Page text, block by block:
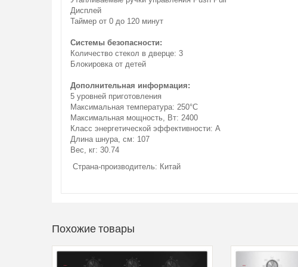
Дисплей
Таймер от 0 до 120 минут
Системы безопасности:
Количество стекол в дверце: 3
Блокировка от детей
Дополнительная информация:
5 уровней приготовления
Максимальная температура: 250°C
Максимальная мощность, Вт: 2400
Класс энергетической эффективности: A
Длина шнура, см: 107
Вес, кг: 30.74
Страна-производитель: Китай
Похожие товары